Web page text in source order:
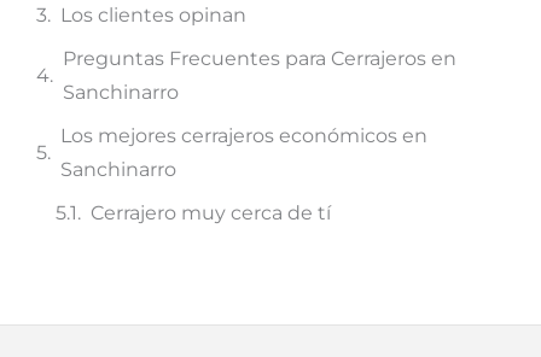
Los clientes opinan
Preguntas Frecuentes para Cerrajeros en
Sanchinarro
Los mejores cerrajeros económicos en
Sanchinarro
Cerrajero muy cerca de tí